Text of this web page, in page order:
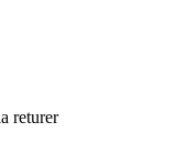
returer